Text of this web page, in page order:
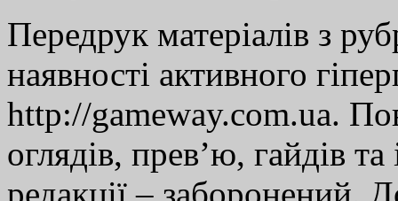
Передрук матеріалів з
наявності активного
http://gameway.com.ua.
оглядів, прев’ю, гайдів